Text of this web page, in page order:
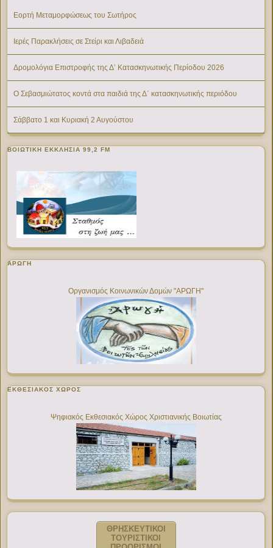
Εορτή Μεταμορφώσεως του Σωτήρος
Ιερές Παρακλήσεις σε Στείρι και Λιβαδειά
Δρομολόγια Επιστροφής της Δ’ Κατασκηνωτικής Περίοδου 2026
Ο Σεβασμιώτατος κοντά στα παιδιά της Δ΄ κατασκηνωτικής περιόδου
Σάββατο 1 και Κυριακή 2 Αυγούστου
ΒΟΙΩΤΙΚΉ ΕΚΚΛΗΣΊΑ 99,2 FM
ΑΡΩΓΗ
Οργανισμός Κοινωνικών Δομών "ΑΡΩΓΗ"
ΕΚΘΕΣΙΑΚΌΣ ΧΏΡΟΣ
Ψηφιακός Εκθεσιακός Χώρος Χριστιανικής Βοιωτίας
ΘΡΗΣΚΕΥΤΙΚΟΙ
ΤΟΥΡΙΣΤΙΚΟΙ